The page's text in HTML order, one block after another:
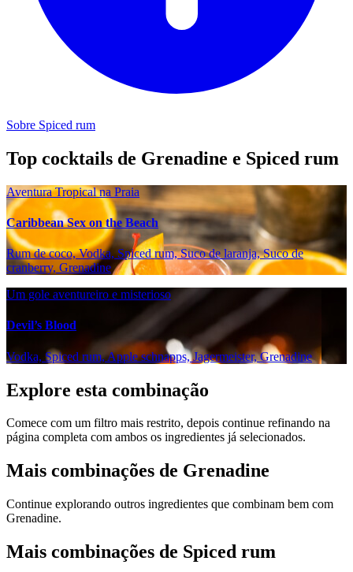
Sobre Spiced rum
Top cocktails de Grenadine e Spiced rum
Aventura Tropical na Praia
Caribbean Sex on the Beach
Rum de coco, Vodka, Spiced rum, Suco de laranja, Suco de
cranberry, Grenadine
Um gole aventureiro e misterioso
Devil’s Blood
Vodka, Spiced rum, Apple schnapps, Jagermeister, Grenadine
Explore esta combinação
Comece com um filtro mais restrito, depois continue refinando na
página completa com ambos os ingredientes já selecionados.
Mais combinações de Grenadine
Continue explorando outros ingredientes que combinam bem com
Grenadine.
Mais combinações de Spiced rum